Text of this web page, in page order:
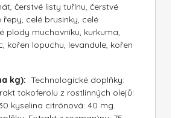
čerstvé listy tuřínu, čerstvé
řepy, celé brusinky, celé
plody muchovníku, kurkuma,
kořen lopuchu, levandule, kořen
kg): Technologické doplňky:
tokoferolu z rostlinných olejů:
kyselina citrónová: 40 mg.